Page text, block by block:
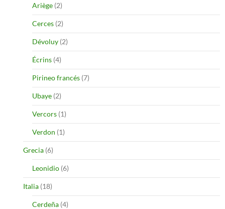
Ariège (2)
Cerces (2)
Dévoluy (2)
Écrins (4)
Pirineo francés (7)
Ubaye (2)
Vercors (1)
Verdon (1)
Grecia (6)
Leonidio (6)
Italia (18)
Cerdeña (4)